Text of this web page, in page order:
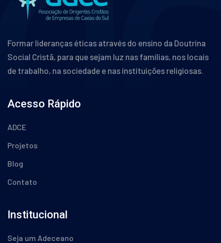
Formar lideranças éticas através do ensino da Doutrina
Social Cristã, para que sejam luz nas famílias, nos locais
de trabalho, na sociedade e nas instituições religiosas.
Acesso Rápido
ADCE
Projetos
Blog
Contato
Institucional
Seja um Adeceano